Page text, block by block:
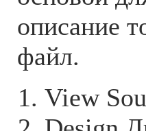
описание
файл.
View